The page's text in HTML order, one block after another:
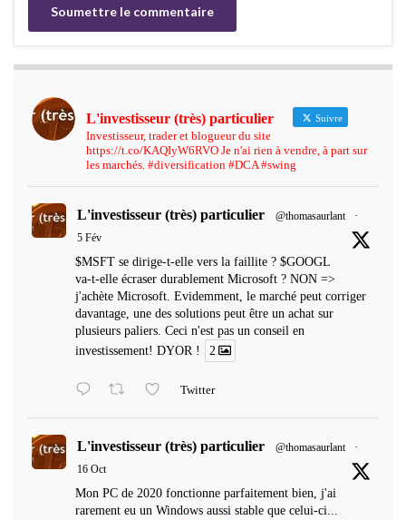
L'investisseur (très) particulier Suivre
Investisseur, trader et blogueur du site
https://t.co/KAQIyW6RVO Je n'ai rien à vendre, à part sur
les marchés. #diversification #DCA #swing
L'investisseur (très) particulier @thomasaurlant
·
5 Fév
$MSFT se dirige-t-elle vers la faillite ? $GOOGL
va-t-elle écraser durablement Microsoft ? NON =>
j'achète Microsoft. Evidemment, le marché peut corriger
davantage, une des solutions peut être un achat sur
plusieurs paliers. Ceci n'est pas un conseil en
investissement! DYOR !
2
Twitter
L'investisseur (très) particulier @thomasaurlant
·
16 Oct
Mon PC de 2020 fonctionne parfaitement bien, j'ai
rarement eu un Windows aussi stable que celui-ci...